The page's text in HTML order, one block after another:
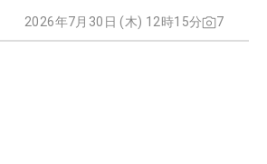
2026年7月30日 (木) 12時15分 7